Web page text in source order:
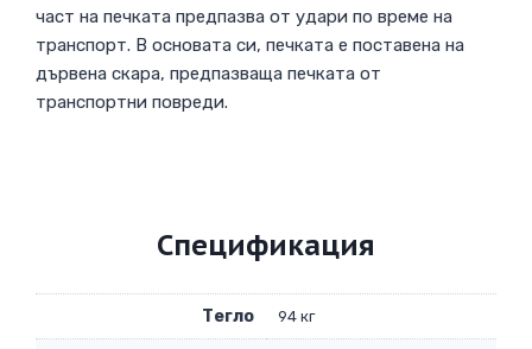
част на печката предпазва от удари по време на
транспорт. В основата си, печката е поставена на
дървена скара, предпазваща печката от
транспортни повреди.
Спецификация
Тегло 94 кг